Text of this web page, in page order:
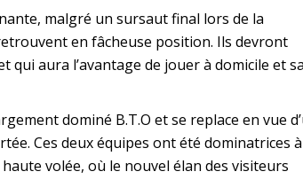
malgré un sursaut final lors de la
en fâcheuse position. Ils devront
qui aura l’avantage de jouer à domicile et
dominé B.T.O et se replace en vue
Ces deux équipes ont été dominatrices à
volée, où le nouvel élan des visiteurs